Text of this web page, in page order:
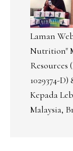
Laman
Nutrition"
Resources
1029374-
Kepada
Malaysia,